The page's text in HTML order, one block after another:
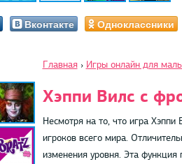
Вконтакте Одноклассники
Главная › Игры онлайн для
Хэппи Вилс с
Несмотря на то, что игра Хэппи
игроков всего мира.
изменения уровня. Эта